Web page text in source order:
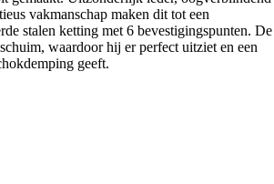
vakmanschap maken dit tot een
stalen ketting met 6 bevestigingspunten. De
waardoor hij er perfect uitziet en een
geeft.